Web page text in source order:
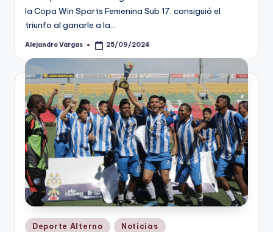
la Copa Win Sports Femenina Sub 17, consiguió el
triunfo al ganarle a la…
Publicado
Alejandro Vargas 25/09/2024
Publicado
Deporte Alterno Noticias